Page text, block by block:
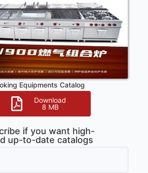
Equipments Catalog
Download
8 MB
if you want high-
up-to-date catalogs